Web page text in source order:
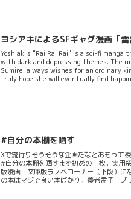
書籍か？ってゲヲログは思います（なん
ビュー満点に近いのでなおのことそう思
う関係があるのか？っていう点に論点が割
てます。批評本の壁にぶち当たるこの批評
際に何を描きたくて、何を描ききっている
が及んでないんですよね。だから機動隊の
て...
ヨシアキによるSFギャグ漫画「雷
Yoshiaki's "Rai Rai Rai" is a sci-fi manga
with dark and depressing themes. The
Sumire, always wishes for an ordinary
truly hope she will eventually find
画「雷雷雷」...いやぁフツーにおもれーで
るなーと思う。小学館って言えば「よふ
ぁって思うけどぶっちゃけて言うとあれ
る...
#自分の本棚を晒す
Xで流行りそうそうな企画だなとおもって
#自分の本棚を晒すまず初めの一枚。実用
版漫画・文庫版ラノベコーナー（下段）に
の本はマジで良い本ばかり。養老孟子・ブ